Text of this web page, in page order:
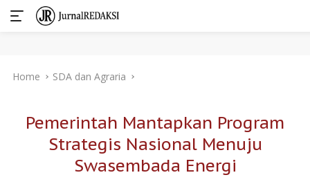
Home SDA dan Agraria
Pemerintah Mantapkan Program
Strategis Nasional Menuju
Swasembada Energi